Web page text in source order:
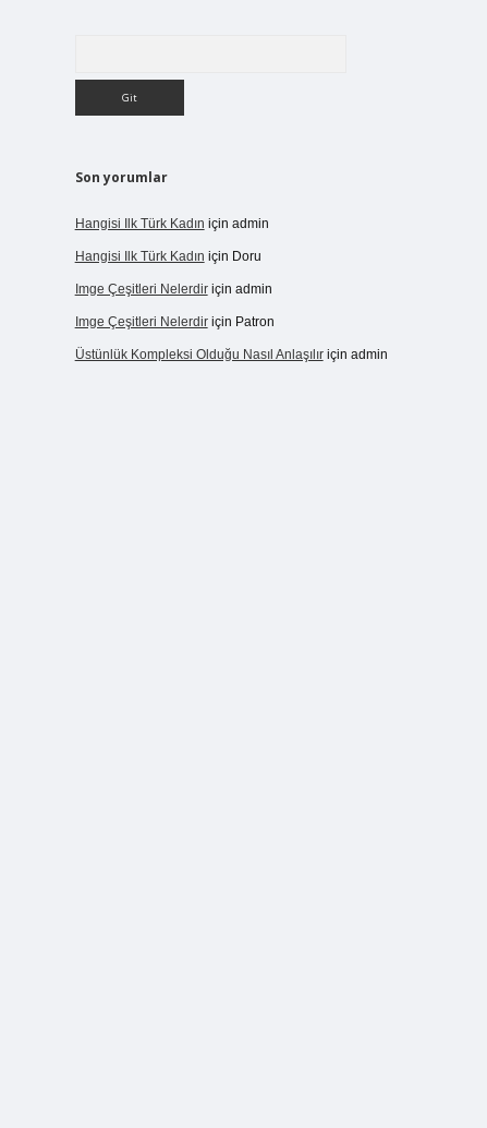
Son yorumlar
Hangisi Ilk Türk Kadın için admin
Hangisi Ilk Türk Kadın için Doru
Imge Çeşitleri Nelerdiriçin admin
Imge Çeşitleri Nelerdiriçin Patron
Üstünlük Kompleksi Olduğu Nasıl Anlaşılıriçin admin